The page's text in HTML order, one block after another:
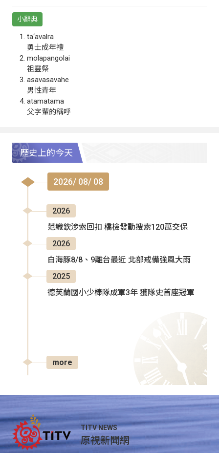
小辭典
ta‘avalra
勇士成年禮
molapangolai
祖靈祭
asavasavahe
男性青年
atamatama
父字輩的稱呼
歷史上的今天
2026/ 08/ 08
2026
范織欽涉索回扣 橋檢發動搜索120萬交保
2026
白海豚8/8、9離台最近 北部戒備強風大雨
2025
德芙蘭國小少棒隊成軍3年 獲隊史首座冠軍
more
TITV NEWS
原視新聞網